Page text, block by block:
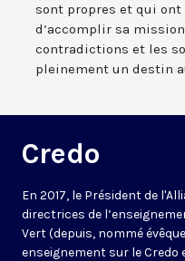
sont propres et qui ont
d’accomplir sa
contradictions et les
pleinement un destin
Credo
En 2017, le Président de
directrices de
Vert (depuis, nommé
enseignement sur le Credo